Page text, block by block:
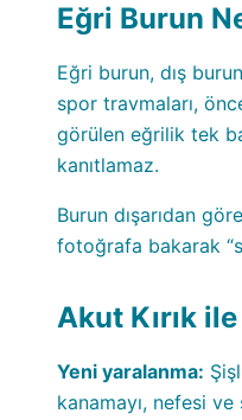
Eğri Burun
Eğri burun, dış
spor travmaları,
görülen eğrilik tek
kanıtlamaz.
Burun dışarıdan
fotoğrafa bakarak
Akut Kırık
Yeni yaralanma:
kanamayı, nefesi